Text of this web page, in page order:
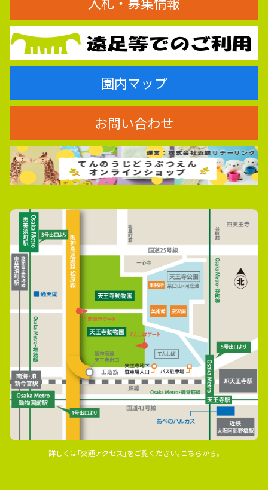
園内マップ
お問い合わせ
詳しくは｢交通アクセス｣をご覧ください｡こちらから｡